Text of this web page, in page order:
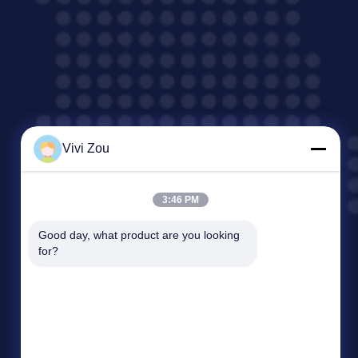
Vivi Zou
3:46 PM
Good day, what product are you looking
for?